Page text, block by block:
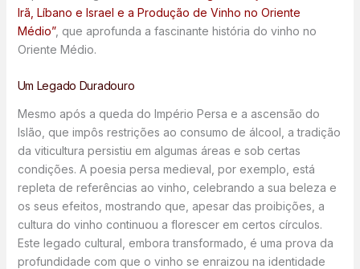
Irã, Líbano e Israel e a Produção de Vinho no Oriente
Médio”, que aprofunda a fascinante história do vinho no
Oriente Médio.
Um Legado Duradouro
Mesmo após a queda do Império Persa e a ascensão do
Islão, que impôs restrições ao consumo de álcool, a tradição
da viticultura persistiu em algumas áreas e sob certas
condições. A poesia persa medieval, por exemplo, está
repleta de referências ao vinho, celebrando a sua beleza e
os seus efeitos, mostrando que, apesar das proibições, a
cultura do vinho continuou a florescer em certos círculos.
Este legado cultural, embora transformado, é uma prova da
profundidade com que o vinho se enraizou na identidade